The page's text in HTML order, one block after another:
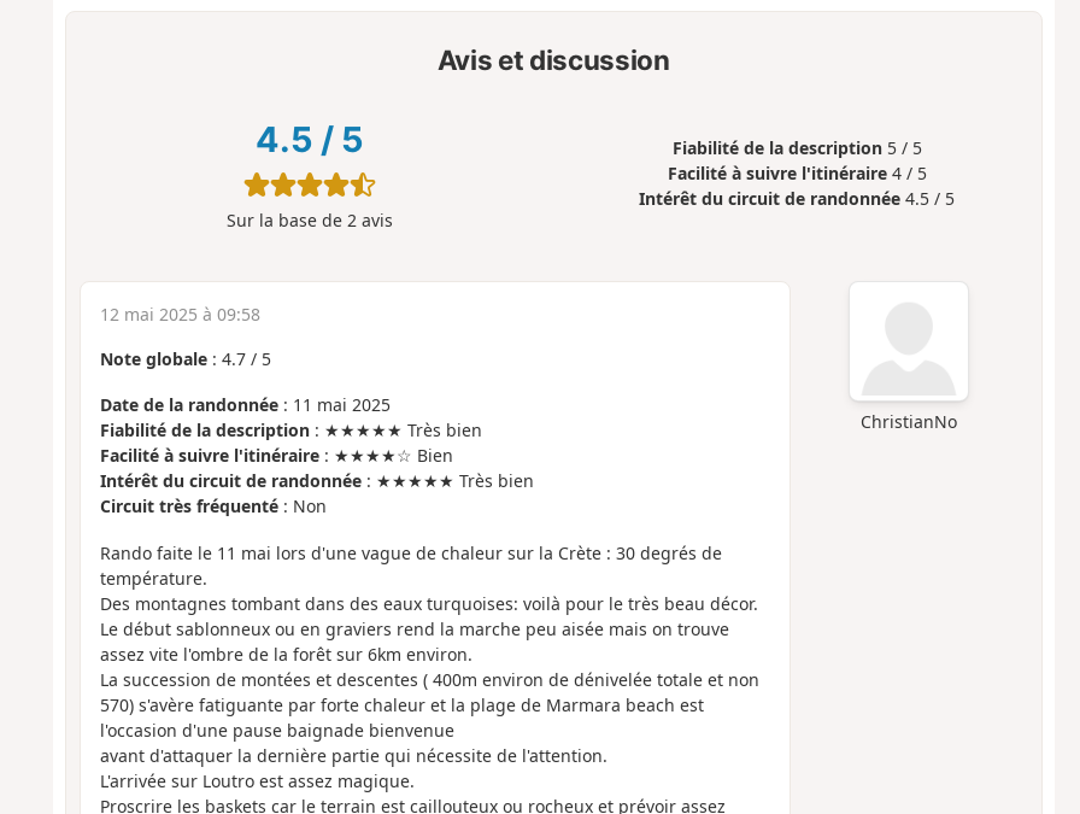
Avis et discussion
4.5 / 5
Sur la base de 2avis
Fiabilité de la description 5 / 5
Facilité à suivre l'itinéraire 4 / 5
Intérêt du circuit de randonnée 4.5 / 5
ChristianNo
12 mai 2025 à 09:58
Note globale: 4.7/ 5
Date de la randonnée: 11 mai 2025
Fiabilité de la description: ★★★★★ Très bien
Facilité à suivre l'itinéraire: ★★★★☆ Bien
Intérêt du circuit de randonnée: ★★★★★ Très bien
Circuit très fréquenté: Non
Rando faite le 11 mai lors d'une vague de chaleur sur la Crète : 30 degrés de
température.
Des montagnes tombant dans des eaux turquoises: voilà pour le très beau décor.
Le début sablonneux ou en graviers rend la marche peu aisée mais on trouve
assez vite l'ombre de la forêt sur 6km environ.
La succession de montées et descentes ( 400m environ de dénivelée totale et non
570) s'avère fatiguante par forte chaleur et la plage de Marmara beach est
l'occasion d'une pause baignade bienvenue
avant d'attaquer la dernière partie qui nécessite de l'attention.
L'arrivée sur Loutro est assez magique.
Proscrire les baskets car le terrain est caillouteux ou rocheux et prévoir assez